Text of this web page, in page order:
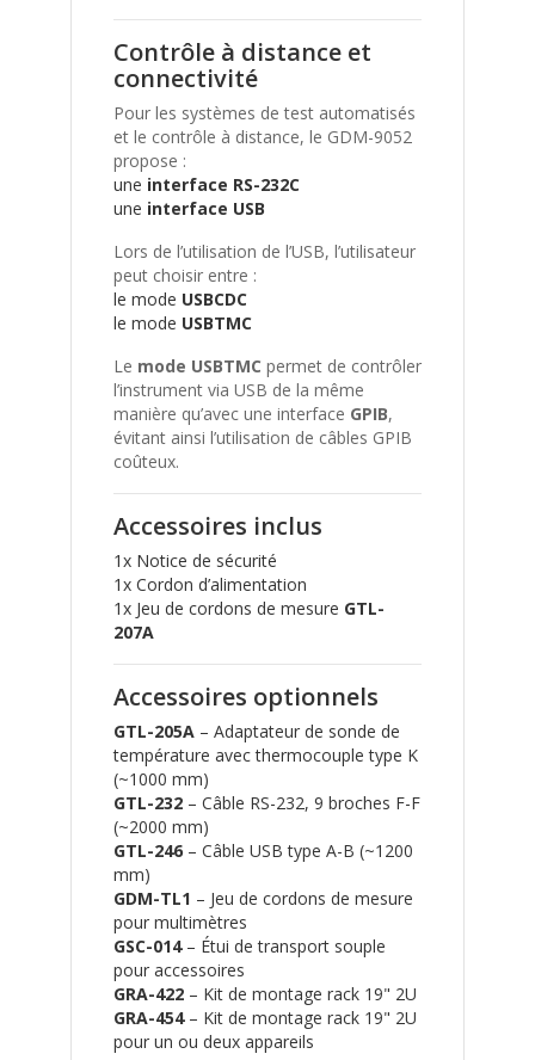
Contrôle à distance et
connectivité
Pour les systèmes de test automatisés
et le contrôle à distance, le GDM-9052
propose :
une interface RS-232C
une interface USB
Lors de l’utilisation de l’USB, l’utilisateur
peut choisir entre :
le mode USBCDC
le mode USBTMC
Le mode USBTMC permet de contrôler
l’instrument via USB de la même
manière qu’avec une interface GPIB,
évitant ainsi l’utilisation de câbles GPIB
coûteux.
Accessoires inclus
1x Notice de sécurité
1x Cordon d’alimentation
1x Jeu de cordons de mesure GTL-
207A
Accessoires optionnels
GTL-205A – Adaptateur de sonde de
température avec thermocouple type K
(~1000 mm)
GTL-232 – Câble RS-232, 9 broches F-F
(~2000 mm)
GTL-246 – Câble USB type A-B (~1200
mm)
GDM-TL1 – Jeu de cordons de mesure
pour multimètres
GSC-014– Étui de transport souple
pour accessoires
GRA-422 – Kit de montage rack 19" 2U
GRA-454– Kit de montage rack 19" 2U
pour un ou deux appareils